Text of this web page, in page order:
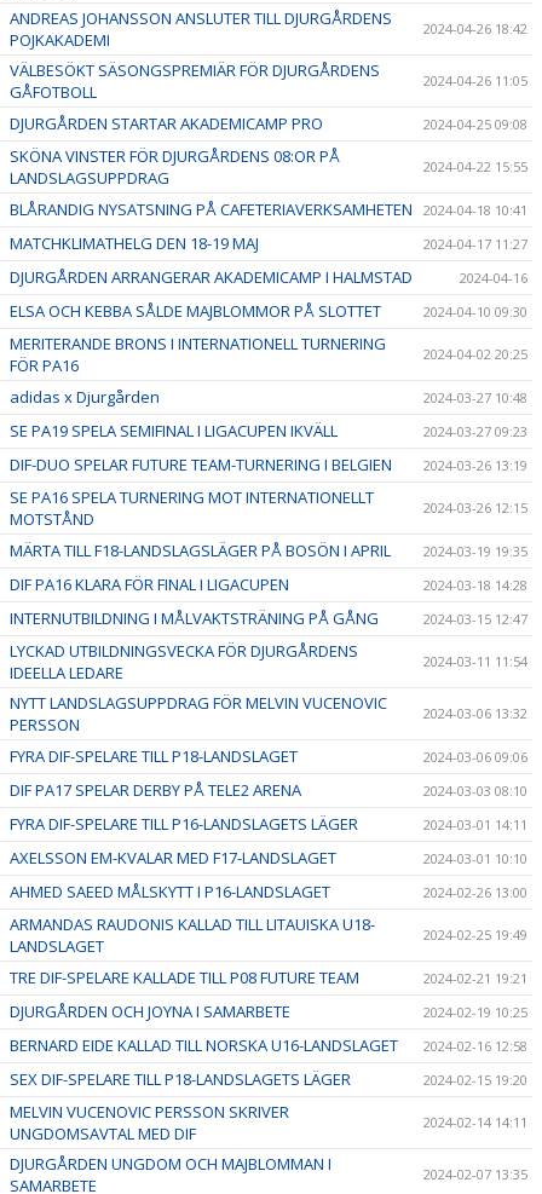
ANDREAS JOHANSSON ANSLUTER TILL DJURGÅRDENS
POJKAKADEMI
2024-04-26 18:42
VÄLBESÖKT SÄSONGSPREMIÄR FÖR DJURGÅRDENS
GÅFOTBOLL
2024-04-26 11:05
DJURGÅRDEN STARTAR AKADEMICAMP PRO 2024-04-25 09:08
SKÖNA VINSTER FÖR DJURGÅRDENS 08:OR PÅ
LANDSLAGSUPPDRAG
2024-04-22 15:55
BLÅRANDIG NYSATSNING PÅ CAFETERIAVERKSAMHETEN 2024-04-18 10:41
MATCHKLIMATHELG DEN 18-19 MAJ 2024-04-17 11:27
DJURGÅRDEN ARRANGERAR AKADEMICAMP I HALMSTAD 2024-04-16
ELSA OCH KEBBA SÅLDE MAJBLOMMOR PÅ SLOTTET 2024-04-10 09:30
MERITERANDE BRONS I INTERNATIONELL TURNERING
FÖR PA16
2024-04-02 20:25
adidas x Djurgården 2024-03-27 10:48
SE PA19 SPELA SEMIFINAL I LIGACUPEN IKVÄLL 2024-03-27 09:23
DIF-DUO SPELAR FUTURE TEAM-TURNERING I BELGIEN 2024-03-26 13:19
SE PA16 SPELA TURNERING MOT INTERNATIONELLT
MOTSTÅND
2024-03-26 12:15
MÄRTA TILL F18-LANDSLAGSLÄGER PÅ BOSÖN I APRIL 2024-03-19 19:35
DIF PA16 KLARA FÖR FINAL I LIGACUPEN 2024-03-18 14:28
INTERNUTBILDNING I MÅLVAKTSTRÄNING PÅ GÅNG 2024-03-15 12:47
LYCKAD UTBILDNINGSVECKA FÖR DJURGÅRDENS
IDEELLA LEDARE
2024-03-11 11:54
NYTT LANDSLAGSUPPDRAG FÖR MELVIN VUCENOVIC
PERSSON
2024-03-06 13:32
FYRA DIF-SPELARE TILL P18-LANDSLAGET 2024-03-06 09:06
DIF PA17 SPELAR DERBY PÅ TELE2 ARENA 2024-03-03 08:10
FYRA DIF-SPELARE TILL P16-LANDSLAGETS LÄGER 2024-03-01 14:11
AXELSSON EM-KVALAR MED F17-LANDSLAGET 2024-03-01 10:10
AHMED SAEED MÅLSKYTT I P16-LANDSLAGET 2024-02-26 13:00
ARMANDAS RAUDONIS KALLAD TILL LITAUISKA U18-
LANDSLAGET
2024-02-25 19:49
TRE DIF-SPELARE KALLADE TILL P08 FUTURE TEAM 2024-02-21 19:21
DJURGÅRDEN OCH JOYNA I SAMARBETE 2024-02-19 10:25
BERNARD EIDE KALLAD TILL NORSKA U16-LANDSLAGET 2024-02-16 12:58
SEX DIF-SPELARE TILL P18-LANDSLAGETS LÄGER 2024-02-15 19:20
MELVIN VUCENOVIC PERSSON SKRIVER
UNGDOMSAVTAL MED DIF
2024-02-14 14:11
DJURGÅRDEN UNGDOM OCH MAJBLOMMAN I
SAMARBETE
2024-02-07 13:35